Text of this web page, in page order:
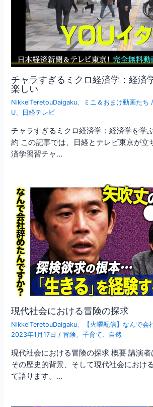
チャラすぎるミクロ経済学：経済
楽しい
NikkeiTeretouDaigaku、 ミニ＆おまけ動画たち /
U、 日経テレビ
チャラすぎるミクロ経済学：経済学を学
約 この記事では、日経とテレビ東京が立
済学習習チャ…
現代社会における冒険の探求
NikkeiTeretouDaigaku、 【火曜配信】なんで会
2023年1月17日 / 冒険、子育て、 自然
現代社会における冒険の探求 概要 講演者
その歴史的背景、そして現代社会におけ
て語ります。…